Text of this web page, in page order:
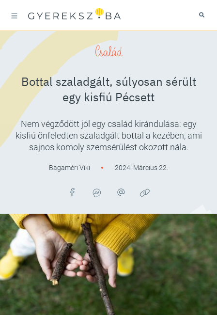
Család
Bottal szaladgált, súlyosan sérült
egy kisfiú Pécsett
Nem végződött jól egy család kirándulása: egy
kisfiú önfeledten szaladgált bottal a kezében, ami
sajnos komoly szemsérülést okozott nála.
Bagaméri Viki 2024. Március 22.